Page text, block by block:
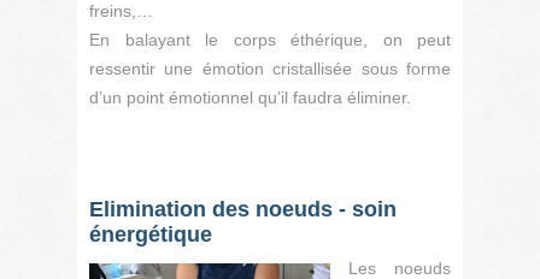
freins,…
En balayant le corps éthérique, on peut
ressentir une émotion cristallisée sous forme
d’un point émotionnel qu’il faudra éliminer.
Elimination des noeuds - soin
énergétique
Les noeuds